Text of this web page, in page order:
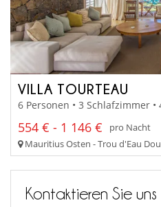
VILLA TOURTEAU
6 Personen • 3 Schlafzimmer
554 € - 1 146 €
pro Nacht
Mauritius Osten - Trou d'Eau
Kontaktieren Sie uns